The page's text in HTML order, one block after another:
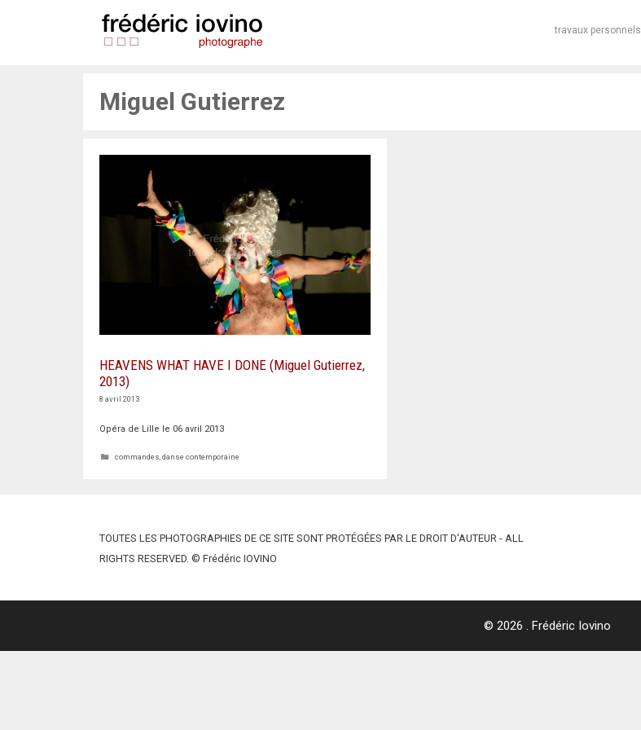
travaux personnels
Miguel Gutierrez
HEAVENS WHAT HAVE I DONE (Miguel Gutierrez,
2013)
8 avril 2013
Opéra de Lille le 06 avril 2013
Catégories
commandes danse contemporaine
TOUTES LES PHOTOGRAPHIES DE CE SITE SONT PROTÉGÉES PAR LE DROIT D'AUTEUR - ALL
RIGHTS RESERVED. © Frédéric IOVINO
© 2026 . Frédéric Iovino